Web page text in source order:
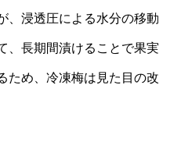
、浸透圧による水分の移動
、長期間漬けることで果実
ため、冷凍梅は見た目の改